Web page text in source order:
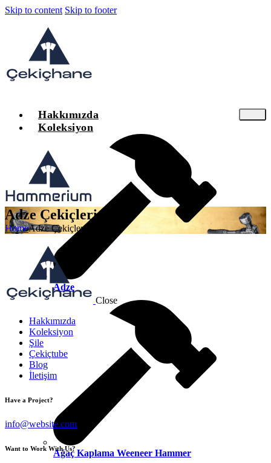
Skip to content Skip to footer
Hakkımızda
Koleksiyon
Adze
Ağaç Kaplama Weeneer Hammer
Adze Çekiçleri
HomeAdze Çekiçleri
Close
Hakkımızda
Koleksiyon
Şile
Çekiçtube
Blog
İletişim
Have a Project?
info@website.com
Want to Work With Us?